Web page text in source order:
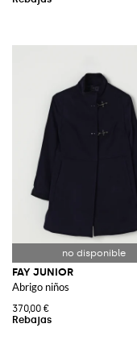
FAY JUNIOR
Abrigo niños
370,00 €